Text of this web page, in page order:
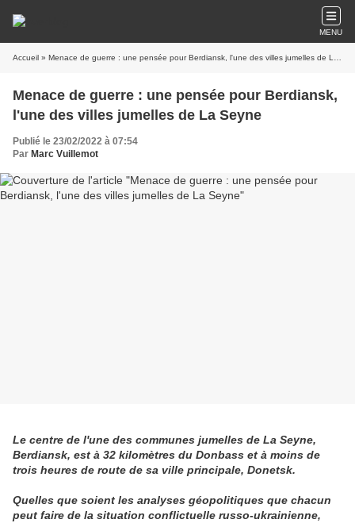
MENU
Accueil » Menace de guerre : une pensée pour Berdiansk, l'une des villes jumelles de La Seyne
Menace de guerre : une pensée pour Berdiansk,
l'une des villes jumelles de La Seyne
Publié le 23/02/2022 à 07:54
Par Marc Vuillemot
Le centre de l'une des communes jumelles de La Seyne,
Berdiansk, est à 32 kilomètres du Donbass et à moins de
trois heures de route de sa ville principale, Donetsk.
Quelles que soient les analyses géopolitiques que chacun
peut faire de la situation conflictuelle russo-ukrainienne,